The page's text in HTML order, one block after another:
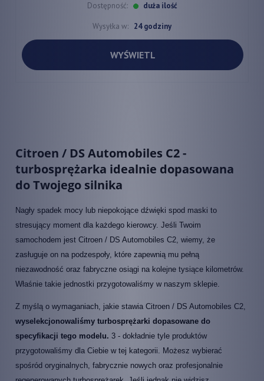
Dostępność: duża ilość
Wysyłka w: 24 godziny
WYŚWIETL
Citroen / DS Automobiles C2 -
turbosprężarka idealnie dopasowana
do Twojego silnika
Nagły spadek mocy lub niepokojące dźwięki spod maski to
stresujący moment dla każdego kierowcy. Jeśli Twoim
samochodem jest Citroen / DS Automobiles C2, wiemy, że
zasługuje on na podzespoły, które zapewnią mu pełną
niezawodność oraz fabryczne osiągi na kolejne tysiące kilometrów.
Właśnie takie jednostki przygotowaliśmy w naszym sklepie.
Z myślą o wymaganiach, jakie stawia Citroen / DS Automobiles C2,
wyselekcjonowaliśmy turbosprężarki dopasowane do
specyfikacji tego modelu. 3 - dokładnie tyle produktów
przygotowaliśmy dla Ciebie w tej kategorii. Możesz wybierać
spośród oryginalnych, fabrycznie nowych oraz profesjonalnie